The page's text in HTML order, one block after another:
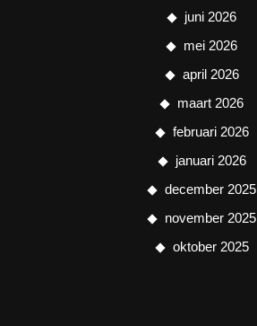
juni 2026
mei 2026
april 2026
maart 2026
februari 2026
januari 2026
december 2025
november 2025
oktober 2025